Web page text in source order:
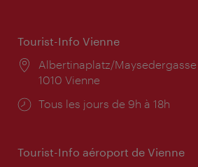
Tourist-Info Vienne
Lieu:
Albertinaplatz/Maysedergasse
1010 Vienne
Horaires
Tous les jours de 9h à 18h
Tourist-Info aéroport de Vienne